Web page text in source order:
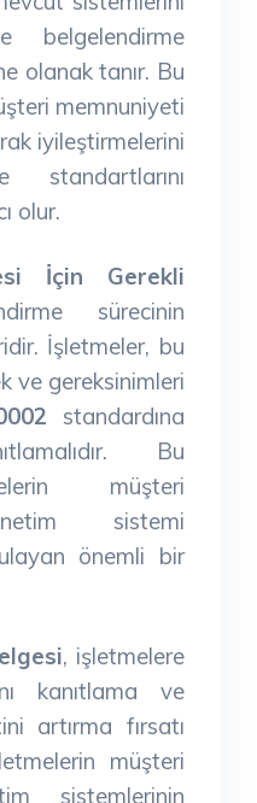
belgelendirme
olanak tanır. Bu
memnuniyeti
iyileştirmelerini
olur.
İçin Gerekli
sürecinin
İşletmeler, bu
ve gereksinimleri
standardına
Bu
müşteri
sistemi
önemli bir
, işletmelere
kanıtlama ve
artırma fırsatı
müşteri
sistemlerinin